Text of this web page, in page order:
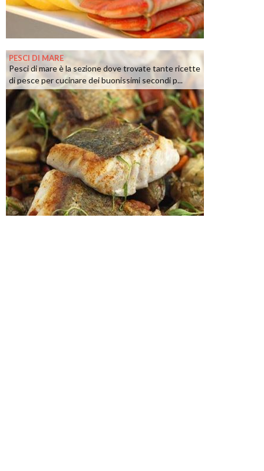
PESCI DI MARE
Pesci di mare è la sezione dove trovate tante ricette
di pesce per cucinare dei buonissimi secondi p...